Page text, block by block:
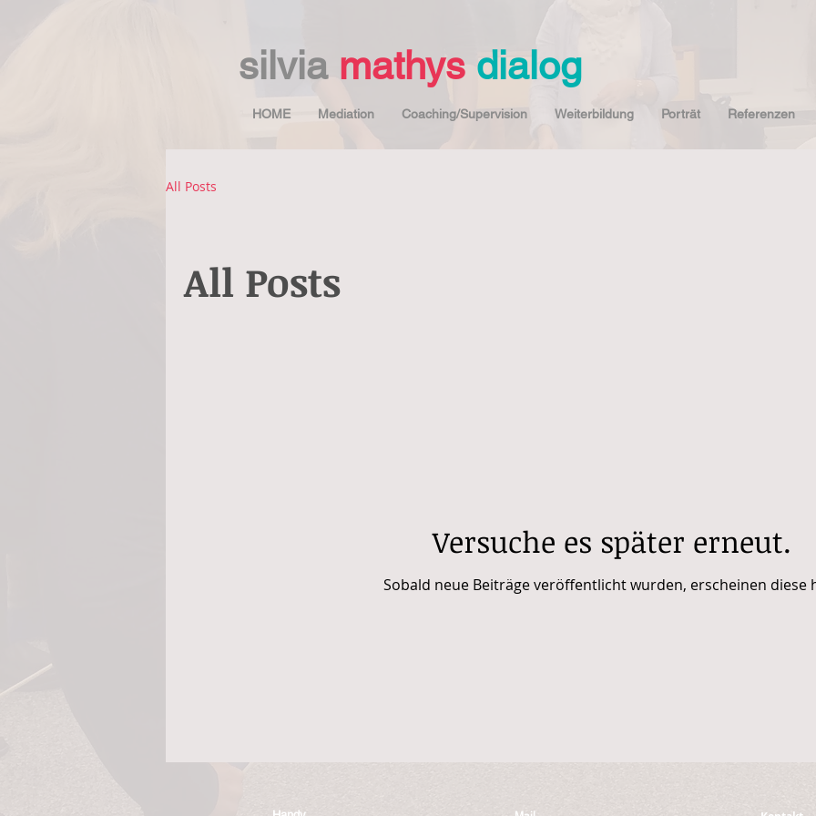
silvia mathys dialog
HOME Mediation Coaching/Supervision Weiterbildung Porträt Referenzen
All Posts
All Posts
Versuche es später erneut.
Sobald neue Beiträge veröffentlicht wurden, erscheinen diese